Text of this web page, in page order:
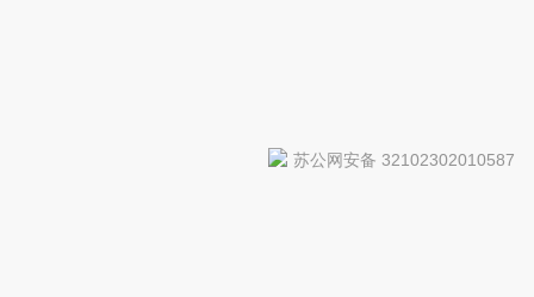
苏公网安备 32102302010587